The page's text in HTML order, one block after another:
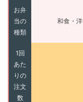
お弁
当の
種類
和食・
1回
あた
りの
注文
数